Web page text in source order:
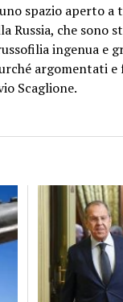
spazio aperto
Russia, che sono
ingenua e
argomentati
Scaglione.